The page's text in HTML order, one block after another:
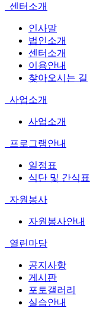
센터소개
인사말
법인소개
센터소개
이용안내
찾아오시는 길
사업소개
사업소개
프로그램안내
일정표
식단 및 간식표
자원봉사
자원봉사안내
열린마당
공지사항
게시판
포토갤러리
실습안내